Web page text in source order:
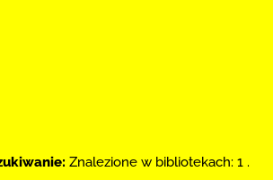
Znalezione w bibliotekach: 1 .